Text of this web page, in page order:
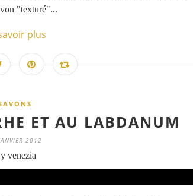
"texturé"...
plus
ET AU LABDANUM
2012
venezia